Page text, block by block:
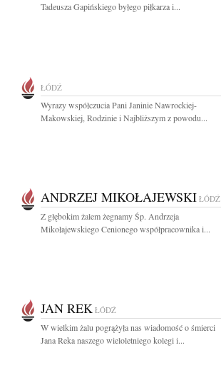
Tadeusza Gapińskiego byłego piłkarza i...
ŁÓDŹ
Wyrazy współczucia Pani Janinie Nawrockiej-
Makowskiej, Rodzinie i Najbliższym z powodu...
ANDRZEJ MIKOŁAJEWSKI ŁÓDŹ
Z głębokim żalem żegnamy Śp. Andrzeja
Mikołajewskiego Cenionego współpracownika i...
JAN REK ŁÓDŹ
W wielkim żalu pogrążyła nas wiadomość o śmierci
Jana Reka naszego wieloletniego kolegi i...